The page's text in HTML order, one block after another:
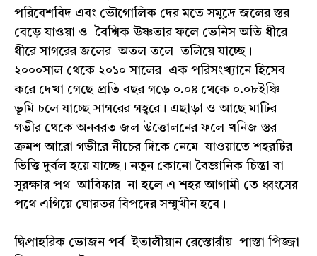
পরিবেশবিদ এবং ভৌগোলিক দের মতে সমুদ্রে জলের স্তর
বেড়ে যাওয়া ও বৈশ্বিক উষ্ণতার ফলে ভেনিস অতি ধীরে
ধীরে সাগরের জলের অতল তলে তলিয়ে যাচ্ছে।
২০০০সাল থেকে ২০১০ সালের এক পরিসংখ্যানে হিসেব
করে দেখা গেছে প্রতি বছর গড়ে ০.০৪ থেকে ০.০৮ইঞ্চি
ভূমি চলে যাচ্ছে সাগরের গহ্বরে। এছাড়া ও আছে মাটির
গভীর থেকে অনবরত জল উত্তোলনের ফলে খনিজ স্তর
ক্রমশ আরো গভীরে নীচের দিকে নেমে যাওয়াতে শহরটির
ভিত্তি দুর্বল হয়ে যাচ্ছে। নতুন কোনো বৈজ্ঞানিক চিন্তা বা
সুরক্ষার পথ আবিষ্কার না হলে এ শহর আগামী তে ধ্বংসের
পথে এগিয়ে ঘোরতর বিপদের সম্মুখীন হবে।
দ্বিপ্রাহরিক ভোজন পর্ব ইতালীয়ান রেস্তোরাঁয় পাস্তা পিজ্জা